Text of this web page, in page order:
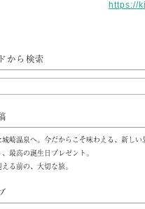
https://
から検索
崎温泉へ。今だからこそ味わえる、新しい
最高の誕生日プレゼント。
る前の、大切な旅。